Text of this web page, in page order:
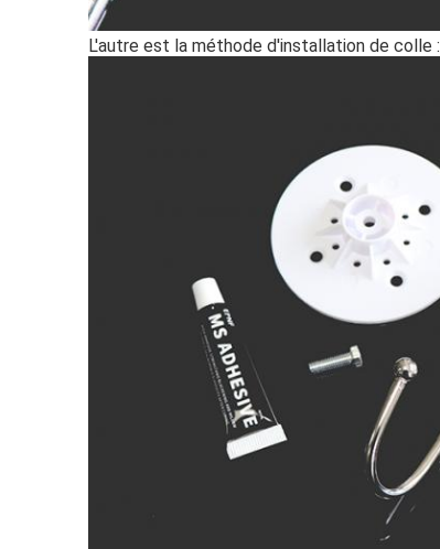
L'autre est la méthode d'installation de colle :